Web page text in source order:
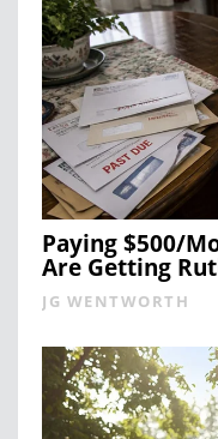
Paying $500/
Are Getting
JG WENTWORTH